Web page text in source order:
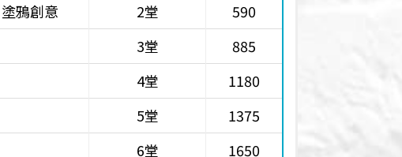
塗鴉創意 2堂
590
3堂
885
4堂
1180
5堂
1375
6堂
1650